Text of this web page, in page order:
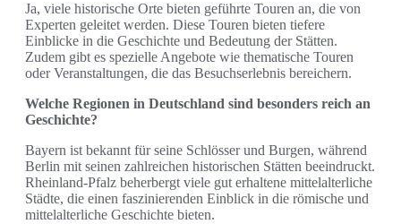
Ja, viele historische Orte bieten geführte Touren an, die von
Experten geleitet werden. Diese Touren bieten tiefere
Einblicke in die Geschichte und Bedeutung der Stätten.
Zudem gibt es spezielle Angebote wie thematische Touren
oder Veranstaltungen, die das Besuchserlebnis bereichern.
Welche Regionen in Deutschland sind besonders reich an
Geschichte?
Bayern ist bekannt für seine Schlösser und Burgen, während
Berlin mit seinen zahlreichen historischen Stätten beeindruckt.
Rheinland-Pfalz beherbergt viele gut erhaltene mittelalterliche
Städte, die einen faszinierenden Einblick in die römische und
mittelalterliche Geschichte bieten.